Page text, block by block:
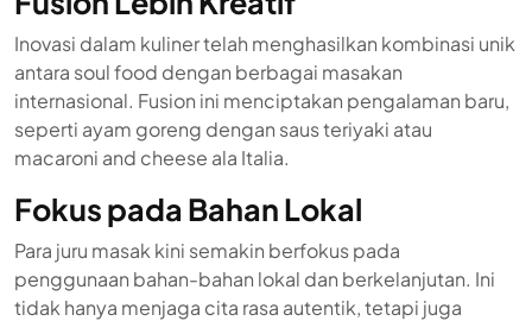
Inovasi dalam kuliner telah menghasilkan kombinasi unik
antara soul food dengan berbagai masakan
internasional. Fusion ini menciptakan pengalaman baru,
seperti ayam goreng dengan saus teriyaki atau
macaroni and cheese ala Italia.
Fokus pada Bahan Lokal
Para juru masak kini semakin berfokus pada
penggunaan bahan-bahan lokal dan berkelanjutan. Ini
tidak hanya menjaga cita rasa autentik, tetapi juga